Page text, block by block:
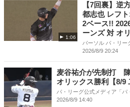
1:06
【7回裏】逆
都志也 レフ
2ベース!!
ーンズ 対 オ
パーソル パ・リー
2026/8/9 20:24
麦谷祐介が先制打
オリックス勝利【8/9
パ・リーグ公式メディア「パ
2026/8/9 14:40